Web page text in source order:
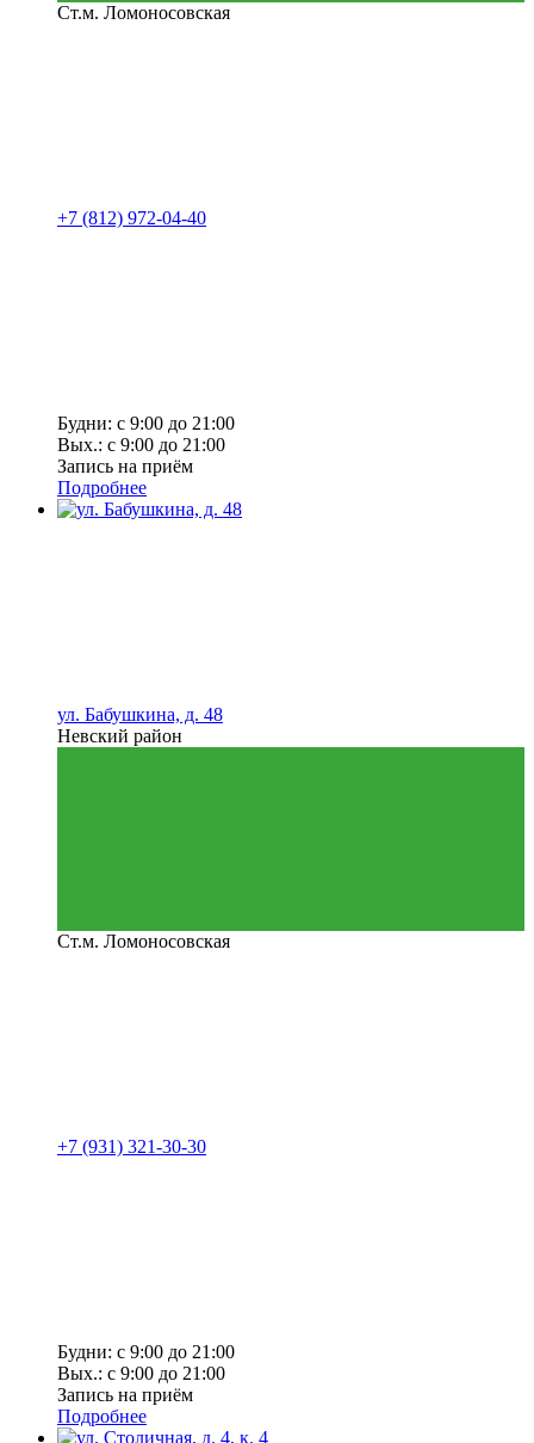
Ст.м. Ломоносовская
+7 (812) 972-04-40
Будни: с 9:00 до 21:00
Вых.: с 9:00 до 21:00
Запись на приём
Подробнее
ул. Бабушкина, д. 48
Невский район
Ст.м. Ломоносовская
+7 (931) 321-30-30
Будни: с 9:00 до 21:00
Вых.: с 9:00 до 21:00
Запись на приём
Подробнее